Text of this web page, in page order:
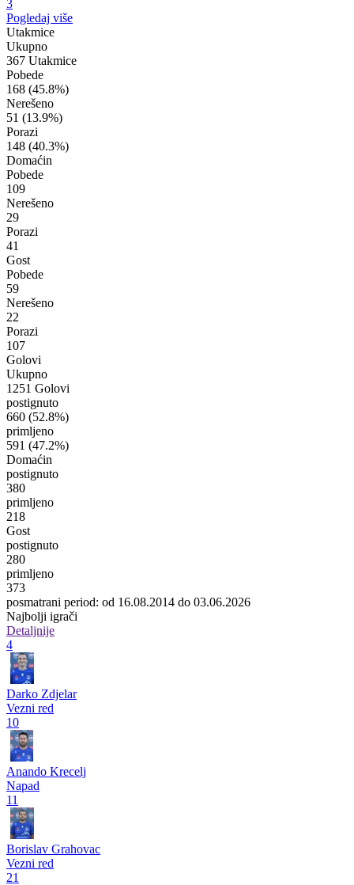
3
Pogledaj više
Utakmice
Ukupno
367 Utakmice
Pobede
168 (45.8%)
Nerešeno
51 (13.9%)
Porazi
148 (40.3%)
Domaćin
Pobede
109
Nerešeno
29
Porazi
41
Gost
Pobede
59
Nerešeno
22
Porazi
107
Golovi
Ukupno
1251 Golovi
postignuto
660 (52.8%)
primljeno
591 (47.2%)
Domaćin
postignuto
380
primljeno
218
Gost
postignuto
280
primljeno
373
posmatrani period: od 16.08.2014 do 03.06.2026
Najbolji igrači
Detaljnije
4
Darko Zdjelar
Vezni red
10
Anando Krecelj
Napad
11
Borislav Grahovac
Vezni red
21